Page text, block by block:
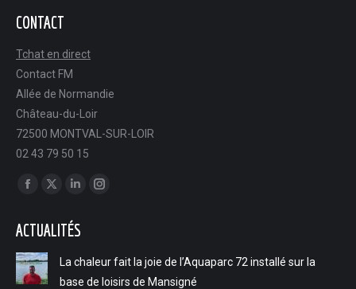
CONTACT
Tchat en direct
Contact FM
Allée de Normandie
Château-du-Loir
72500 MONTVAL-SUR-LOIR
02 43 79 50 15
Trouvez nous sur :
Facebook
opens
in
new
X
opens
new
LinkedIn
opens
in
new
Instagram
new
ACTUALITÉS
La chaleur fait la joie de l’Aquaparc 72 installé sur la
base de loisirs de Mansigné